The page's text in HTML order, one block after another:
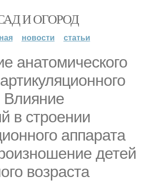
И ОГОРОД
новости статьи
анатомического
Влияние
в строении
аппарата
детей
возраста